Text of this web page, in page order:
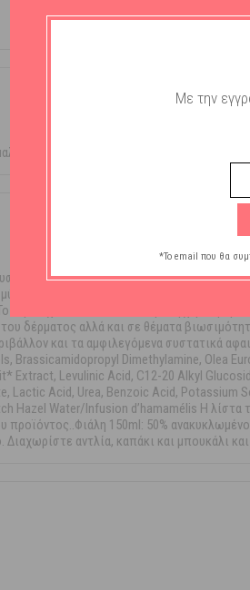
150ml
και στη συνέχεια χτενίστε. Μόνο
.ΧΩΡΙΣ ΑΛΚΟΟΛ,ΧΩΡΙΣ ΟΡΥΚΤΑ
& μέλι έχει πλούσια σύνθεση και
νερό έχει αντικατασταθεί με έγχυμα
δέρματος αλλά και σε θέματα
και τα αμφιλεγόμενα συστατικά
Brassicamidopropyl Dimethylamine, Olea
Extract, Levulinic Acid, C12-20 Alkyl
Lactic Acid, Urea, Benzoic Acid,
Hazel Water/Infusion d’hamamélis Η
προϊόντος..Φιάλη 150ml: 50%
Διαχωρίστε αντλία, καπάκι και μπουκάλι
Με την
*Το email που θα